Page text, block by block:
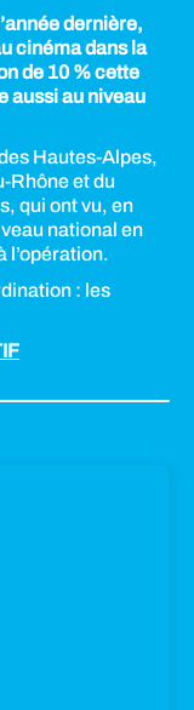
dernière,
cinéma dans la
de 10 % cette
aussi au niveau
Hautes-Alpes,
Rhône et du
qui ont vu, en
national en
l’opération.
: les